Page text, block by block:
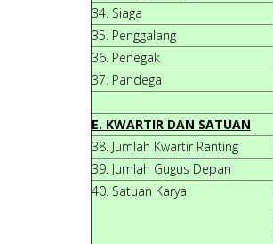
34. Siaga
35. Penggalang
36. Penegak
37. Pandega
E. KWARTIR DAN SATUAN
38. Jumlah Kwartir Ranting
39. Jumlah Gugus Depan
40. Satuan Karya